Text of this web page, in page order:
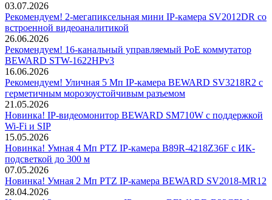
03.07.2026
Рекомендуем! 2-мегапиксельная мини IP-камера SV2012DR со
встроенной видеоаналитикой
26.06.2026
Рекомендуем! 16-канальный управляемый PoE коммутатор
BEWARD STW-1622HPv3
16.06.2026
Рекомендуем! Уличная 5 Мп IP-камера BEWARD SV3218R2 с
герметичным морозоустойчивым разъемом
21.05.2026
Новинка! IP-видеомонитор BEWARD SM710W с поддержкой
Wi-Fi и SIP
15.05.2026
Новинка! Умная 4 Мп PTZ IP-камера B89R-4218Z36F с ИК-
подсветкой до 300 м
07.05.2026
Новинка! Умная 2 Мп PTZ IP-камера BEWARD SV2018-MR12
28.04.2026